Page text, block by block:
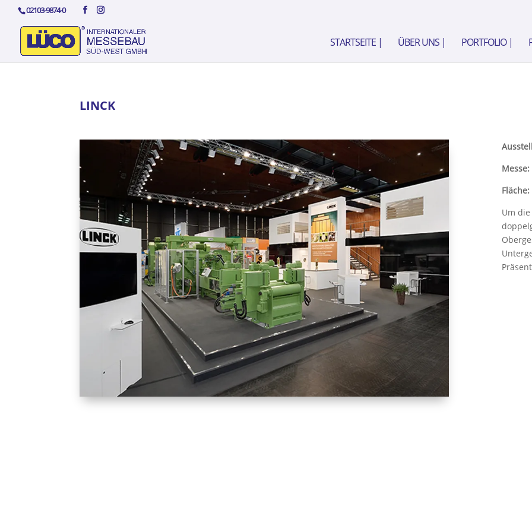
02103-9874-0
STARTSEITE | ÜBER UNS | PORTFOLIO |
LINCK
Messe:
Fläche:
Um